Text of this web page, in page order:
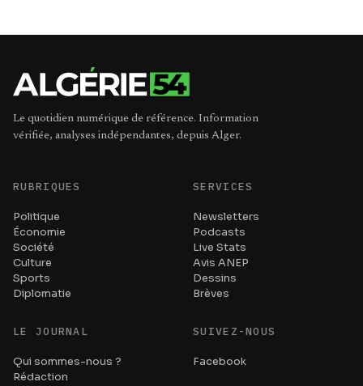
Le quotidien numérique de référence. Information
vérifiée, analyses indépendantes, depuis Alger.
RUBRIQUES
Politique
Économie
Société
Culture
Sports
Diplomatie
SERVICES
Newsletters
Podcasts
Live Stats
Avis ANEP
Dessins
Brèves
LE JOURNAL
Qui sommes-nous ?
Rédaction
SUIVEZ-NOUS
Facebook